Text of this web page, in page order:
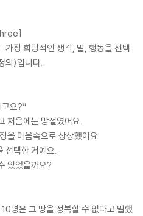
가장 희망적인 생각, 말, 행동을 선택
의)입니다.
요?”
처음에는 망설였어요.
을 마음속으로 상상했어요.
선택한 거예요.
있었을까요?
명은 그 땅을 정복할 수 없다고 말했